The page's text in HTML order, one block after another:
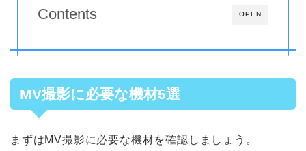
OPEN
Contents
MV撮影に必要な機材5選
まずはMV撮影に必要な機材を確認しましょう。